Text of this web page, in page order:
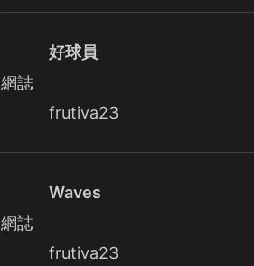
網誌
好球員
frutiva23
網誌
Waves
frutiva23